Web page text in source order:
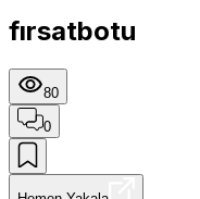
fırsatbotu
80
0